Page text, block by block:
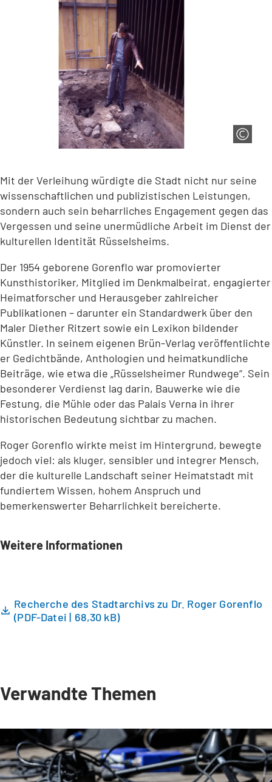
Mit der Verleihung würdigte die Stadt nicht nur seine
wissenschaftlichen und publizistischen Leistungen,
sondern auch sein beharrliches Engagement gegen das
Vergessen und seine unermüdliche Arbeit im Dienst der
kulturellen Identität Rüsselsheims.
Der 1954 geborene Gorenflo war promovierter
Kunsthistoriker, Mitglied im Denkmalbeirat, engagierter
Heimatforscher und Herausgeber zahlreicher
Publikationen – darunter ein Standardwerk über den
Maler Diether Ritzert sowie ein Lexikon bildender
Künstler. In seinem eigenen Brün-Verlag veröffentlichte
er Gedichtbände, Anthologien und heimatkundliche
Beiträge, wie etwa die „Rüsselsheimer Rundwege“. Sein
besonderer Verdienst lag darin, Bauwerke wie die
Festung, die Mühle oder das Palais Verna in ihrer
historischen Bedeutung sichtbar zu machen.
Roger Gorenflo wirkte meist im Hintergrund, bewegte
jedoch viel: als kluger, sensibler und integrer Mensch,
der die kulturelle Landschaft seiner Heimatstadt mit
fundiertem Wissen, hohem Anspruch und
bemerkenswerter Beharrlichkeit bereicherte.
Weitere Informationen
Recherche des Stadtarchivs zu Dr. Roger Gorenflo
PDF-Datei 68,30 kB
Verwandte Themen